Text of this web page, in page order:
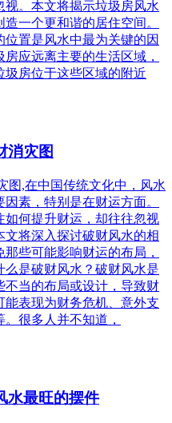
。本文将揭示垃圾房风水
一个更和谐的居住空间。
置是风水中最为关键的因
应远离主要的生活区域，
房位于这些区域的附近
消灾图
图,在中国传统文化中，风水
素，特别是在财运方面。
何提升财运，却往往忽视
将深入探讨破财风水的相
些可能影响财运的布局，
是破财风水？破财风水是
当的布局或设计，导致财
表现为财务危机、意外支
很多人并不知道，
水最旺的摆件